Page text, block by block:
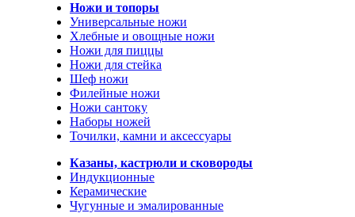
Ножи и топоры
Универсальные ножи
Хлебные и овощные ножи
Ножи для пиццы
Ножи для стейка
Шеф ножи
Филейные ножи
Ножи сантоку
Наборы ножей
Точилки, камни и аксессуары
Казаны, кастрюли и сковороды
Индукционные
Керамические
Чугунные и эмалированные